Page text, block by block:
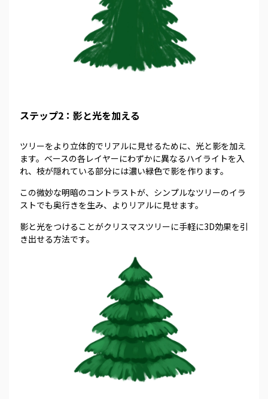
ステップ2：影と光を加える
ツリーをより立体的でリアルに見せるために、光と影を加え
ます。ベースの各レイヤーにわずかに異なるハイライトを入
れ、枝が隠れている部分には濃い緑色で影を作ります。
この微妙な明暗のコントラストが、シンプルなツリーのイラ
ストでも奥行きを生み、よりリアルに見せます。
影と光をつけることがクリスマスツリーに手軽に3D効果を引
き出せる方法です。